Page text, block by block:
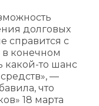
долговых
справится с
в конечном
какой-то шанс
—
что
18 марта